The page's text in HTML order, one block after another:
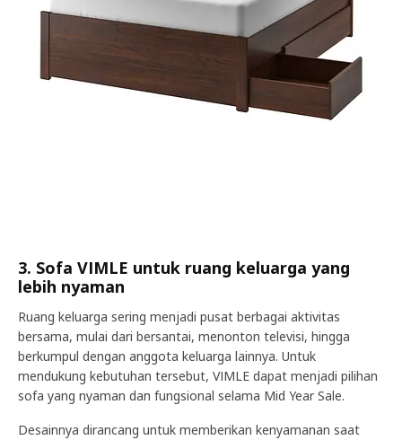
3. Sofa VIMLE untuk ruang keluarga yang
lebih nyaman
Ruang keluarga sering menjadi pusat berbagai aktivitas
bersama, mulai dari bersantai, menonton televisi, hingga
berkumpul dengan anggota keluarga lainnya. Untuk
mendukung kebutuhan tersebut, VIMLE dapat menjadi pilihan
sofa yang nyaman dan fungsional selama Mid Year Sale.
Desainnya dirancang untuk memberikan kenyamanan saat